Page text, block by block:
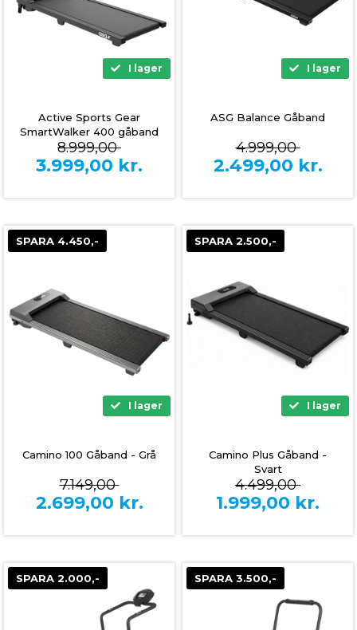
I lager
Active Sports Gear
SmartWalker 400 gåband
8.999,00
3.999,00 kr.
I lager
ASG Balance Gåband
4.999,00
2.499,00 kr.
SPARA 4.450,-
I lager
Camino 100 Gåband - Grå
7.149,00
2.699,00 kr.
SPARA 2.500,-
I lager
Camino Plus Gåband -
Svart
4.499,00
1.999,00 kr.
SPARA 2.000,- SPARA 3.500,-